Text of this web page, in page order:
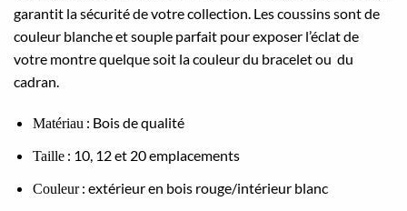
garantit la sécurité de votre collection. Les coussins sont de
couleur blanche et souple parfait pour exposer l’éclat de
votre montre quelque soit la couleur du bracelet ou du
cadran.
Matériau : Bois de qualité
Taille: 10, 12 et 20 emplacements
Couleur: extérieur en bois rouge/intérieur blanc